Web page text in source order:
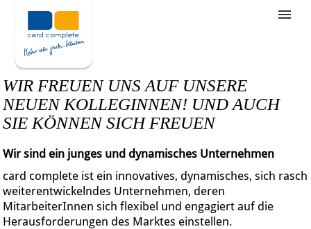
Stellenangebote
Unternehmensziele
Was wir bieten
Wie bewerbe ich mich
WIR FREUEN UNS AUF UNSERE
NEUEN KOLLEGINNEN! UND AUCH
SIE KÖNNEN SICH FREUEN
Wir sind ein junges und dynamisches Unternehmen
card complete ist ein innovatives, dynamisches, sich rasch
weiterentwickelndes Unternehmen, deren
MitarbeiterInnen sich flexibel und engagiert auf die
Herausforderungen des Marktes einstellen.